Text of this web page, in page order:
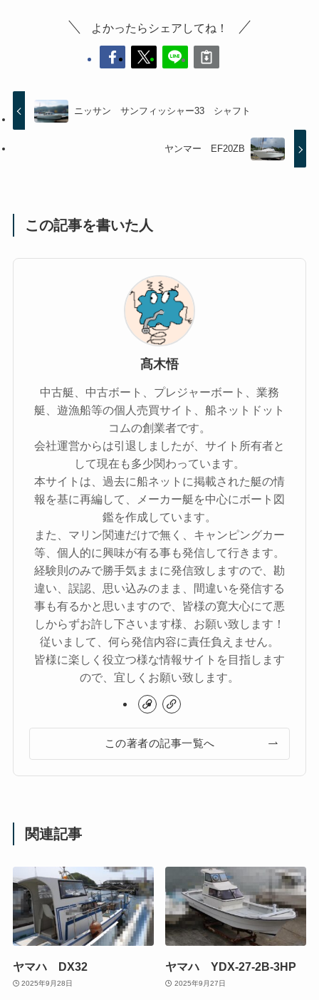
よかったらシェアしてね！
ニッサン サンフィッシャー33 シャフト
ヤンマー EF20ZB
この記事を書いた人
髙木悟
中古艇、中古ボート、プレジャーボート、業務
艇、遊漁船等の個人売買サイト、船ネットドット
コムの創業者です。
会社運営からは引退しましたが、サイト所有者と
して現在も多少関わっています。
本サイトは、過去に船ネットに掲載された艇の情
報を基に再編して、メーカー艇を中心にボート図
鑑を作成しています。
また、マリン関連だけで無く、キャンピングカー
等、個人的に興味が有る事も発信して行きます。
経験則のみで勝手気ままに発信致しますので、勘
違い、誤認、思い込みのまま、間違いを発信する
事も有るかと思いますので、皆様の寛大心にて悪
しからずお許し下さいます様、お願い致します！
従いまして、何ら発信内容に責任負えません。
皆様に楽しく役立つ様な情報サイトを目指します
ので、宜しくお願い致します。
この著者の記事一覧へ
関連記事
ヤマハ DX32
2025年9月28日
ヤマハ YDX-27-2B-3HP
2025年9月27日